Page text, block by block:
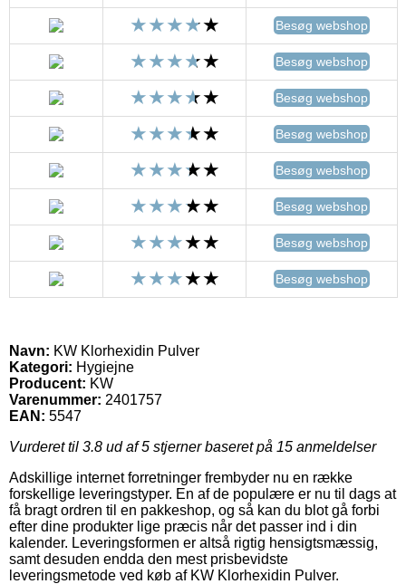
Besøg webshop
Besøg webshop
Besøg webshop
Besøg webshop
Besøg webshop
Besøg webshop
Besøg webshop
Besøg webshop
Navn: KW Klorhexidin Pulver
Kategori: Hygiejne
Producent: KW
Varenummer: 2401757
EAN: 5547
Vurderet til 3.8 ud af 5 stjerner baseret på 15 anmeldelser
Adskillige internet forretninger frembyder nu en række
forskellige leveringstyper. En af de populære er nu til dags at
få bragt ordren til en pakkeshop, og så kan du blot gå forbi
efter dine produkter lige præcis når det passer ind i din
kalender. Leveringsformen er altså rigtig hensigtsmæssig,
samt desuden endda den mest prisbevidste
leveringsmetode ved køb af KW Klorhexidin Pulver.